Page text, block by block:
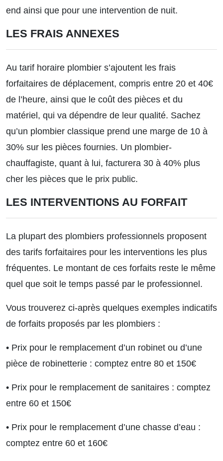
end ainsi que pour une intervention de nuit.
LES FRAIS ANNEXES
Au tarif horaire plombier s’ajoutent les frais
forfaitaires de déplacement, compris entre 20 et 40€
de l’heure, ainsi que le coût des pièces et du
matériel, qui va dépendre de leur qualité. Sachez
qu’un plombier classique prend une marge de 10 à
30% sur les pièces fournies. Un plombier-
chauffagiste, quant à lui, facturera 30 à 40% plus
cher les pièces que le prix public.
LES INTERVENTIONS AU FORFAIT
La plupart des plombiers professionnels proposent
des tarifs forfaitaires pour les interventions les plus
fréquentes. Le montant de ces forfaits reste le même
quel que soit le temps passé par le professionnel.
Vous trouverez ci-après quelques exemples indicatifs
de forfaits proposés par les plombiers :
• Prix pour le remplacement d’un robinet ou d’une
pièce de robinetterie : comptez entre 80 et 150€
• Prix pour le remplacement de sanitaires : comptez
entre 60 et 150€
• Prix pour le remplacement d’une chasse d’eau :
comptez entre 60 et 160€